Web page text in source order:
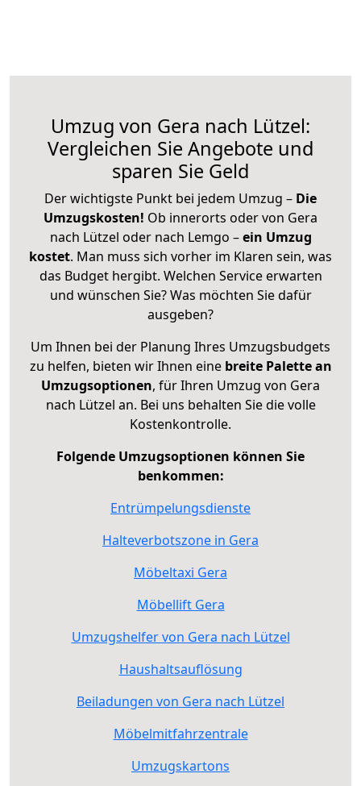
Umzug von Gera nach Lützel:
Vergleichen Sie Angebote und
sparen Sie Geld
Der wichtigste Punkt bei jedem Umzug – Die
Umzugskosten! Ob innerorts oder von Gera
nach Lützel oder nach Lemgo –ein Umzug
kostet. Man muss sich vorher im Klaren sein, was
das Budget hergibt. Welchen Service erwarten
und wünschen Sie? Was möchten Sie dafür
ausgeben?
Um Ihnen bei der Planung Ihres Umzugsbudgets
zu helfen, bieten wir Ihnen eine breite Palette an
Umzugsoptionen, für Ihren Umzug von Gera
nach Lützel an. Bei uns behalten Sie die volle
Kostenkontrolle.
Folgende Umzugsoptionen können Sie
benkommen:
Entrümpelungsdienste
Halteverbotszone in Gera
Möbeltaxi Gera
Möbellift Gera
Umzugshelfer von Gera nach Lützel
Haushaltsauflösung
Beiladungen von Gera nach Lützel
Möbelmitfahrzentrale
Umzugskartons